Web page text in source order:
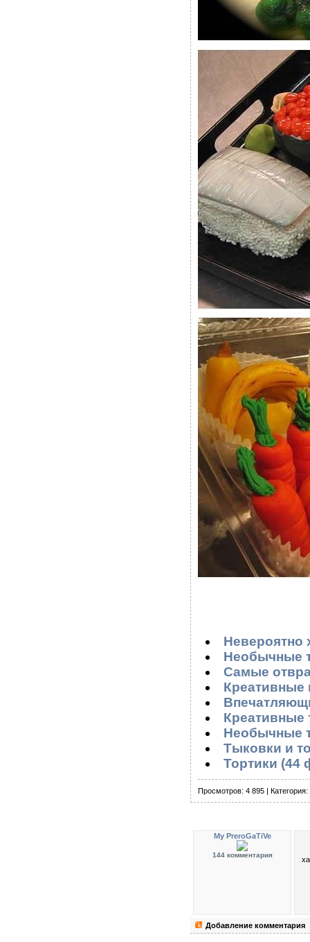
Невероятно
Необычные
Самые
Креативные
Креативные
Необычные
Тыковки и
Тортики (44
Просмотров: 4 895 | Категория:
My PreroGaTiVe
144 комментария
Добавление комментария